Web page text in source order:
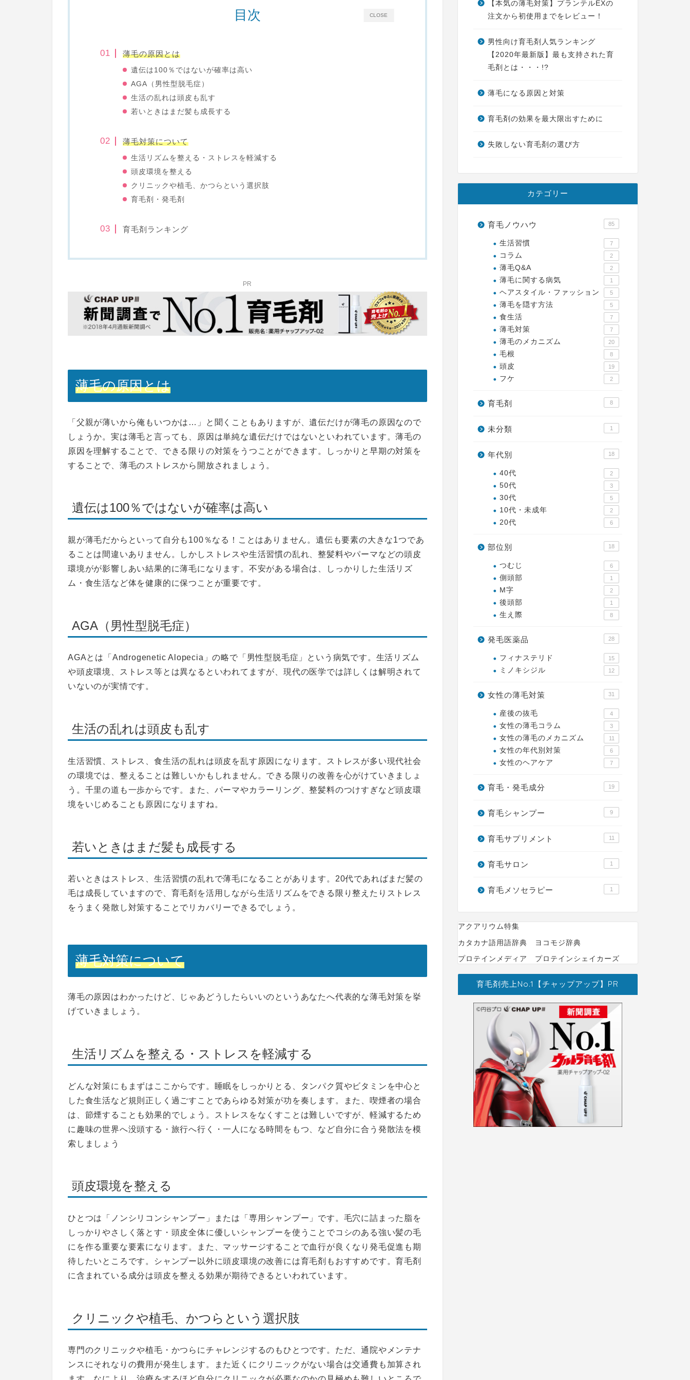
CLOSE
目次
薄毛の原因とは
遺伝は100％ではないが確率は高い
AGA（男性型脱毛症）
生活の乱れは頭皮も乱す
若いときはまだ髪も成長する
薄毛対策について
生活リズムを整える・ストレスを軽減する
頭皮環境を整える
クリニックや植毛、かつらという選択肢
育毛剤・発毛剤
育毛剤ランキング
PR
薄毛の原因とは
「父親が薄いから俺もいつかは…」と聞くこともありますが、遺伝だけが薄毛の原因なので
しょうか。実は薄毛と言っても、原因は単純な遺伝だけではないといわれています。薄毛の
原因を理解することで、できる限りの対策をうつことができます。しっかりと早期の対策を
することで、薄毛のストレスから開放されましょう。
遺伝は100％ではないが確率は高い
親が薄毛だからといって自分も100％なる！ことはありません。遺伝も要素の大きな1つであ
ることは間違いありません。しかし ストレスや生活習慣の乱れ、整髪料やパーマなどの頭皮
環境がが影響しあい結果的に薄毛になります。不安がある場合は、しっかりした生活リズ
ム・食生活など体を健康的に保つことが重要です。
AGA（男性型脱毛症）
AGAとは「Androgenetic Alopecia」の略で「 男性型脱毛症」という病気です。生活リズム
や頭皮環境、ストレス等とは異なるといわれてますが、現代の医学では詳しくは解明されて
いないのが実情です。
生活の乱れは頭皮も乱す
生活習慣、ストレス、食生活の乱れは頭皮を乱す原因になります。ストレスが多い現代社会
の環境では、整えることは難しいかもしれません。できる限りの改善を心がけていきましょ
う。千里の道も一歩からです。また、パーマやカラーリング、整髪料のつけすぎなど頭皮環
境をいじめることも原因 になりますね。
若いときはまだ髪も成長する
若いときはストレス、生活習慣の乱れで薄毛になることがあります。20代であればまだ髪の
毛は成長していますので、育毛剤を活用しながら生活リズムをできる限り整えたりストレス
をうまく発散し対策することでリカバリーできるでしょう。
薄毛対策について
薄毛の原因はわかったけど、じゃあどうしたらいいのというあなたへ代表的な薄毛対策を挙
げていきましょう。
生活リズムを整える・ストレスを軽減する
どんな対策にもまずはここからです。
睡眠をしっかりとる、タンパク質やビタミンを中心と
した食生活など規則正しく過ごす ことであらゆる対策が功を奏します。また、喫煙者の場合
は、節煙することも効果的でしょう。ストレスをなくすことは難しいですが、軽減するため
に趣味の世界へ没頭する・旅行へ行く・一人になる時間をもつ、など自分に合う発散法を模
索しましょう
頭皮環境を整える
ひとつは「ノンシリコンシャンプー」または「専用シャンプー」です。毛穴に詰まった脂を
しっかりやさしく落とす・頭皮全体に優しいシャンプーを使うことでコシのある強い髪の毛
にを作る重要な要素になります。また、マッサージすることで血行が良くなり発毛促進も期
待したいところです。シャンプー以外に頭皮環境の改善には育毛剤もおすすめです。育毛剤
に含まれている成分は頭皮を整える効果が期待できるといわれています。
クリニックや植毛、かつらという選択肢
専門のクリニックや植毛・かつらにチャレンジするのもひとつです。ただ、通院やメンテナ
ンスにそれなりの費用が発生します。また近くにクリニックがない場合は交通費も加算され
【本気の薄毛対策】プランテルEXの
注文から初使用までをレビュー！
男性向け育毛剤人気ランキング
【2020年最新版】最も支持された育
毛剤とは・・・!?
薄毛になる原因と対策
育毛剤の効果を最大限出すために
失敗しない育毛剤の選び方
カテゴリー
育毛ノウハウ 85
生活習慣 7
コラム 2
薄毛Q&A 2
薄毛に関する病気 1
ヘアスタイル・ファッション 5
薄毛を隠す方法 5
食生活 7
薄毛対策 7
薄毛のメカニズム 20
毛根 8
頭皮 19
フケ 2
育毛剤 8
未分類 1
年代別 18
40代 2
50代 3
30代 5
10代・未成年 2
20代 6
部位別 18
つむじ 6
側頭部 1
M字 2
後頭部 1
生え際 8
発毛医薬品 28
フィナステリド 15
ミノキシジル 12
女性の薄毛対策 31
産後の抜毛 4
女性の薄毛コラム 3
女性の薄毛のメカニズム 11
女性の年代別対策 6
女性のヘアケア 7
育毛・発毛成分 19
育毛シャンプー 9
育毛サプリメント 11
育毛サロン 1
育毛メソセラピー 1
アクアリウム特集
カタカナ語用語辞典 ヨコモジ辞典
プロテインメディア プロテインシェイカーズ
育毛剤売上No.1【チャップアップ】PR